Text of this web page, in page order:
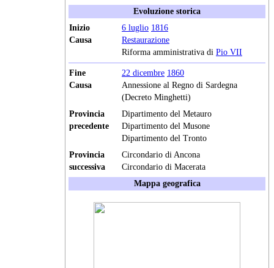
Evoluzione storica
Inizio
Causa
6 luglio 1816
Restaurazione
Riforma amministrativa di Pio VII
Fine
Causa
22 dicembre 1860
Annessione al Regno di Sardegna
(Decreto Minghetti)
Provincia
precedente
Dipartimento del Metauro
Dipartimento del Musone
Dipartimento del Tronto
Provincia
successiva
Circondario di Ancona
Circondario di Macerata
Mappa geografica